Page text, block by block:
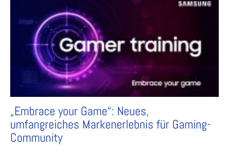
„Embrace your Game“: Neues,
umfangreiches Markenerlebnis für Gaming-
Community